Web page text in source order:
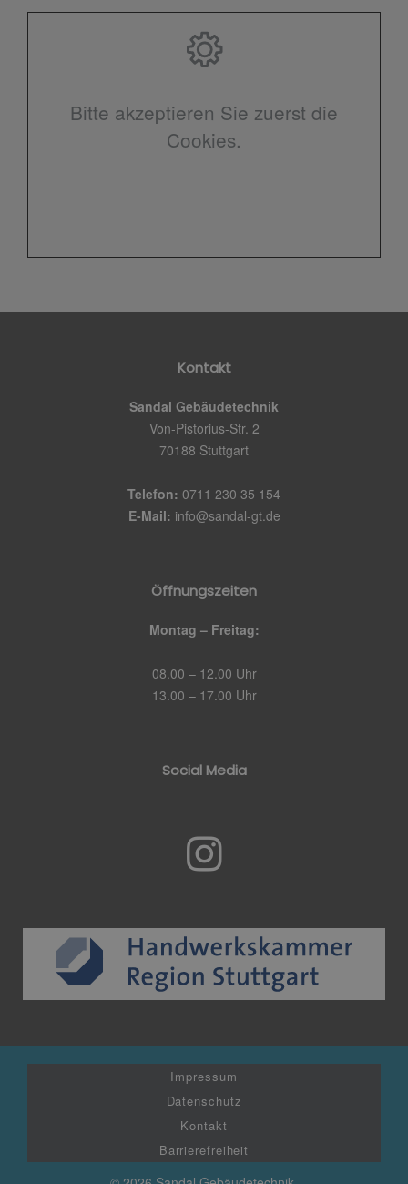
Bitte akzeptieren Sie zuerst die
Cookies.
Kontakt
Sandal Gebäudetechnik
Von-Pistorius-Str. 2
70188 Stuttgart
Telefon: 0711 230 35 154
E-Mail: info@sandal-gt.de
Öffnungszeiten
Montag – Freitag:
08.00 – 12.00 Uhr
13.00 – 17.00 Uhr
Social Media
Impressum
Datenschutz
Kontakt
Barrierefreiheit